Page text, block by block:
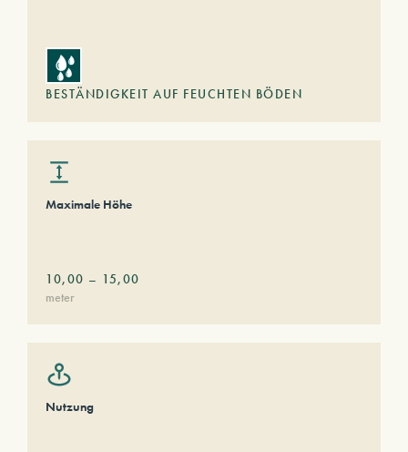
BESTÄNDIGKEIT AUF FEUCHTEN BÖDEN
Maximale Höhe
10,00 – 15,00
meter
Nutzung